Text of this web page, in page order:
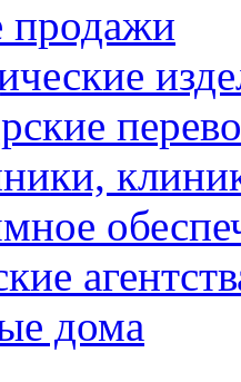
продажи
дома